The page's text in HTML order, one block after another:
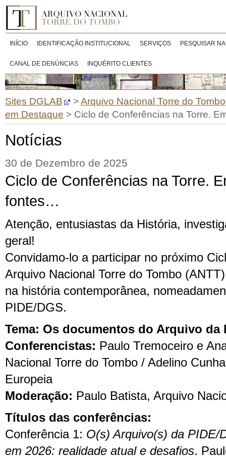
INÍCIO IDENTIFICAÇÃO INSTITUCIONAL SERVIÇOS PESQUISAR
CANAL DE DENÚNCIAS INQUÉRITO CLIENTES
Sites DGLAB >Arquivo Nacional Torre do Tombo
em Destaque > Ciclo de Conferências na Torre.
Notícias
30 de Dezembro de 2025
Ciclo de Conferências na Torre.
fontes…
Atenção, entusiastas da História,
geral!
Convidamo-lo a participar no próximo
Arquivo Nacional Torre do Tombo
na história contemporânea,
PIDE/DGS.
Tema: Os documentos do Arquivo da
Conferencistas: Paulo Tremoceiro e
Nacional Torre do Tombo / Adelino
Europeia
Moderação: Paulo Batista, Arquivo
Títulos das conferências:
Conferência 1: O(s) Arquivo(s) da PIDE/
em 2026: realidade atual e desafios.